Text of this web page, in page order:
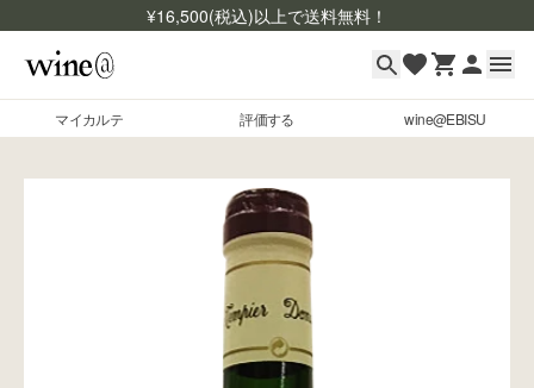
¥16,500(税込)以上で送料無料！
マイカルテ 評価する wine@EBISU
マイカルテ